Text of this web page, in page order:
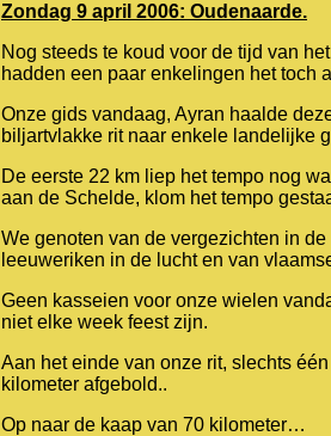
Zondag 9 april 2006: Oudenaarde.
Nog steeds te koud voor de tijd van
hadden een paar enkelingen het toch
Onze gids vandaag, Ayran haalde
biljartvlakke rit naar enkele landelijke
De eerste 22 km liep het tempo nog
aan de Schelde, klom het tempo
We genoten van de vergezichten in
leeuweriken in de lucht en van
Geen kasseien voor onze wielen
niet elke week feest zijn.
Aan het einde van onze rit, slechts
kilometer afgebold..
Op naar de kaap van 70 kilometer…